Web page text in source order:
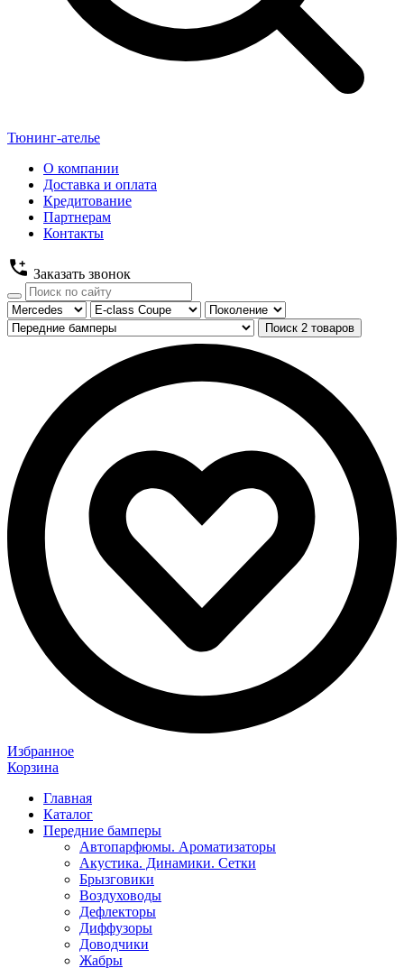
Тюнинг-ателье
О компании
Доставка и оплата
Кредитование
Партнерам
Контакты
Заказать звонок
Поиск 2 товаров
Избранное
Корзина
Главная
Каталог
Передние бамперы
Автопарфюмы. Ароматизаторы
Акустика. Динамики. Сетки
Брызговики
Воздуховоды
Дефлекторы
Диффузоры
Доводчики
Жабры